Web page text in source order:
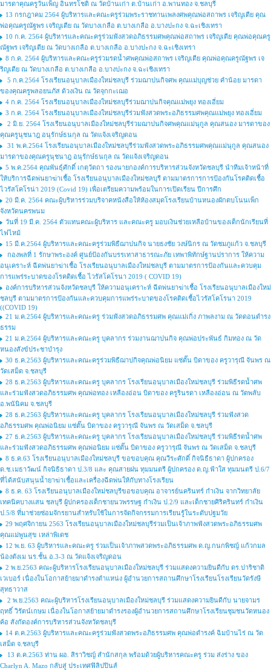
มารดาคุณครูวันเพ็ญ อินทรโชติ ณ วัดบ้านเก่า ต.บ้านเก่า อ.พานทอง จ.ชลบุรี
13 กรกฎาคม 2564 ผู้บริหารและคณะครูร่วมพระราชทานเพลงศพคุณพ่อสถาพร เจริญเตีย คุณ
พ่อคุณครูณัฐพร เจริญเตีย ณ วัดบางเกลือ ต.บางเกลือ อ.บางปะกง จ.ฉะเชิงเทรา
10 ก.ค. 2564 ผู้บริหารและคณะครูร่วมฟังสวดอภิธรรมศพคุณพ่อสถาพร เจริญเตีย คุณพ่อคุณครู
ณัฐพร เจริญเตีย ณ วัดบางเกลือ ต.บางเกลือ อ.บางปะกง จ.ฉะเชิงเทรา
8 ก.ค. 2564 ผู้บริหารและคณะครูร่วมรดน้ำศพคุณพ่อสถาพร เจริญเตีย คุณพ่อคุณครูณัฐพร เจ
ริญเตีย ณ วัดบางเกลือ ต.บางเกลือ อ.บางปะกง จ.ฉะเชิงเทรา
5 ก.ค.2564 โรงเรียนอนุบาลเมืองใหม่ชลบุรี ร่วมฌาปนกิจศพ คุณแม่บุญช่วย คำน้อย มารดา
ของคุณครูพลอยนภัส ด้วงเงิน ณ วัดจุกกะเฌอ
4 ก.ค. 2564 โรงเรียนอนุบาลเมืองใหม่ชลบุรีร่วมฌาปนกิจคุณแม่พยุง ทองเอี่ยม
3 ก.ค. 2564 โรงเรียนอนุบาลเมืองใหม่ชลบุรีร่วมฟังสวดพระอภิธรรมศพคุณแม่พยุง ทองเอี่ยม
2 มิ.ย. 2564 โรงเรียนอนุบาลเมืองใหม่ชลบุรีร่วมฌาปนกิจศพคุณแม่นุกูล คุณสนอง มารดาของ
คุณครูนุชนาฎ อนุรักษ์ธนกุล ณ วัดแจ้งเจริญดอน
31 พ.ค.2564 โรงเรียนอนุบาลเมืองใหม่ชลบุรีร่วมฟังสวดพระอภิธรรมศพคุณแม่นุกูล คุณสนอง
มารดาของคุณครูนุชนาฎ อนุรักษ์ธนกุล ณ วัดแจ้งเจริญดอน
5 พ.ค.2564 คุณพันธ์ุศักดิ์ เกตุวัตถา รองนายกองค์การบริหารส่วนจังหวัดชลบุรี นำทีมเจ้าหน้าที่
ให้บริการฉีดพ่นยาฆ่าเชื้อ โรงเรียนอนุบาลเมืองใหม่ชลบุรี ตามมาตรการการป้องกันโรคติดเชื้อ
ไวรัสโคโรน่า 2019 (Covid 19) เพื่อเตรียมความพร้อมในการเปิดเรียน ปีการศึก
20 มี.ค. 2564 คณะผู้บริหารร่วมบริจาคหนังสือให้ห้องสมุดโรงเรียนบ้านหนองผักตบโนนเพ็ก
จังหวัดนครพนม
วันที่ 19 มี.ค. 2564 ตัวแทนคณะผู้บริหาร และคณะครู มอบเงินช่วยเหลือบ้านของเด็กนักเรียนที่
ไฟไหม้
15 มี.ค.2564 ผู้บริหารและคณะครูร่วมพิธีฌาปนกิจ นายธงชัย วงษ์นิกร ณ วัดชมภูแก้ว จ.ชลบุรี
กองพลที่ 1 รักษาพระองค์ ศูนย์ป้องกันบรรเทาสาธารณะภัย เทพาพิทักษ์ฐานปราการ ให้ความ
อนุเคราะห์ ฉีดพ่นยาฆ่าเชื้อ โรงเรียนอนุบาลเมืองใหม่ชลบุรี ตามมาตรการป้องกันและควบคุม
การแพร่ระบาดของโรคติดเชื้อ ไวรัสโคโรนา 2019 ( COVID 19)
องค์การบริหารส่วนจังหวัดชลบุรี ให้ความอนุเคราะห์ ฉีดพ่นยาฆ่าเชื้อ โรงเรียนอนุบาลเมืองใหม่
ชลบุรี ตามมาตรการป้องกันและควบคุมการแพร่ระบาดของโรคติดเชื้อไวรัสโคโรนา 2019
((COVID 19)
21 ม.ค.2564 ผู้บริหารและคณะครู ร่วมฟังสวดอภิธรรมศพ คุณแม่เกิ่ง ภาพลงาม ณ วัดดอนดำรง
ธรรม
21 ม.ค.2564 ผู้บริหารและคณะครู บุคลากร ร่วมงานฌาปนกิจ คุณพ่อประพันธ์ กิมทอง ณ วัด
หนองสังข์ประชาบำรุง
30 ธ.ค.2563 ผู้บริหารและคณะครูร่วมพิธีฌาปกิจคุณพ่อนิยม แซ่ตั๊น บิดาของ ครูวารุณี จันพร ณ
วัดเสม็ด จ.ชลบุรี
28 ธ.ค.2563 ผู้บริหารและคณะครู บุคลากร โรงเรียนอนุบาลเมืองใหม่ชลบุรี ร่วมพิธีรดน้ำศพ
และร่วมฟังสวดอภิธรรมศพ คุณพ่อทอง เหลืองอ่อน บิดาของ ครูรินรดา เหลืองอ่อน ณ วัดพลับ
อ.พนันิคม จ.ชลบุรี
28 ธ.ค.2563 ผู้บริหารและคณะครู บุคลากร โรงเรียนอนุบาลเมืองใหม่ชลบุรี ร่วมฟังสวด
อภิธรรมศพ คุณพ่อนิยม แซ่ตั๊น บิดาของ ครูวารุณี จันพร ณ วัดเสม็ด จ.ชลบุรี
27 ธ.ค.2563 ผู้บริหารและคณะครู บุคลากร โรงเรียนอนุบาลเมืองใหม่ชลบุรี ร่วมพิธีรดน้ำศพ
และร่วมฟังสวดอภิธรรมศพ คุณพ่อนิยม แซ่ตั๊น บิดาของ ครูวารุณี จันพร ณ วัดเสม็ด จ.ชลบุรี
8 ธ.ค.63 โรงเรียนอนุบาลเมืองใหม่ชลบุรี ขอขอบคุณ คุณวีระศักดิ์ กิจนิธืธาดา ผู้ปกครอง
ด.ช.เมธาวัฒน์ กิจนิธิธาดา ป.3/8 และ คุณสายฝน ทุมมนตรี ผู้ปกครอง ด.ญ.ฟ้าใส ทุมมนตรี ป.6/7
ที่ได้สนับสนุนน้ำยาฆ่าเชื้อและเครื่องฉีดพ่นให้กับทางโรงเรียน
8 ธ.ค. 63 โรงเรียนอนุบาลเมืองใหม่ชลบุรีขอขอบคุณ อาจารย์นครินทร์ กำเงิน จากวิทยาลัย
เทคนิคบางแสน ชลบุรี ผู้ปกครองเด็กชายนวพรรษฐ กำเงิน ป.2/9 และเด็กชายศิริครินทร์ กำเงิน
ป.5/8 ที่มาช่วยซ่อมจักรยานสำหรับใช้ในการจัดกิจกรรมการเรียนรู้ในระดับปฐมวัย
29 พฤศจิกายน 2563 โรงเรียนอนุบาลเมืองใหม่ชลบุรีร่วมเป็นเจ้าภาพฟังสวดพระอภิธรรมศพ
คุณแม่พูนสุข เหล่าพิเดช
12 พ.ย. 63 ผู้บริหารและคณะครู ร่วมเป็นเจ้าภาพสวดพระอภิธรรมศพ ด.ญ.กนกพิชญ์ แก้วกมล
น้องตังเม นร.ชั้น อ.3-3 ณ วัดแจ้งเจริญดอน
2 พ.ย.2563 คณะผู้บริหารโรงเรียนอนุบาลเมืองใหม่ชลบุรี ร่วมแสดงความยินดีกับ ดร.ปาริชาติ
เวเบอร์ เนื่องในโอกาสย้ายมาดำรงตำแหน่ง ผู้อำนวยการสถานศึกษาโรงเรียนโรงเรียนวัดรังษี
สุทธาวาส
2 พ.ย.2563 คณะผู้บริหารโรงเรียนอนุบาลเมืองใหม่ชลบุรี ร่วมแสดงความยินดีกับ นายจามร
ฤทธิ์ วิรัตน์เกษม เนื่องในโอกาสย้ายมาดำรงรองผู้อำนวยการสถานศึกษาโรงเรียนชุมชนวัดหนอง
ค้อ สังกัดองค์การบริหารส่วนจังหวัดชลบุรี
14 ต.ค.2563 ผู้บริหารและคณะครูร่วมฟังสวดพระอภิธรรมศพ คุณพ่อดำรงค์ ฉิมบ้านไร่ ณ วัด
เสม็ด จ.ชลบุรี
13 ต.ค.2563 ท่าน ผอ. สิราวิชญ์ สำนักสกุล พร้อมด้วยผู้บริหารคณะครู ร่วม ส่งร่าง ของ
Charlyn A. Mazo กลับสู่ ประเทศฟิลิปปินส์